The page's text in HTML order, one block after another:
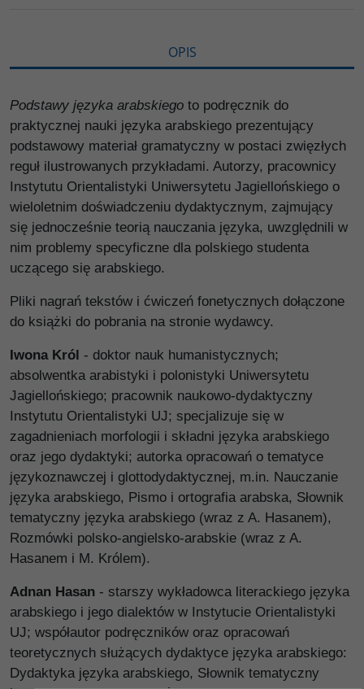
OPIS
Podstawy języka arabskiego to podręcznik do
praktycznej nauki języka arabskiego prezentujący
podstawowy materiał gramatyczny w postaci zwięzłych
reguł ilustrowanych przykładami. Autorzy, pracownicy
Instytutu Orientalistyki Uniwersytetu Jagiellońskiego o
wieloletnim doświadczeniu dydaktycznym, zajmujący
się jednocześnie teorią nauczania języka, uwzględnili w
nim problemy specyficzne dla polskiego studenta
uczącego się arabskiego.
Pliki nagrań tekstów i ćwiczeń fonetycznych dołączone
do książki do pobrania na stronie wydawcy.
Iwona Król - doktor nauk humanistycznych;
absolwentka arabistyki i polonistyki Uniwersytetu
Jagiellońskiego; pracownik naukowo-dydaktyczny
Instytutu Orientalistyki UJ; specjalizuje się w
zagadnieniach morfologii i składni języka arabskiego
oraz jego dydaktyki; autorka opracowań o tematyce
językoznawczej i glottodydaktycznej, m.in. Nauczanie
języka arabskiego, Pismo i ortografia arabska, Słownik
tematyczny języka arabskiego (wraz z A. Hasanem),
Rozmówki polsko-angielsko-arabskie (wraz z A.
Hasanem i M. Królem).
Adnan Hasan - starszy wykładowca literackiego języka
arabskiego i jego dialektów w Instytucie Orientalistyki
UJ; współautor podręczników oraz opracowań
teoretycznych służących dydaktyce języka arabskiego:
Dydaktyka języka arabskiego, Słownik tematyczny